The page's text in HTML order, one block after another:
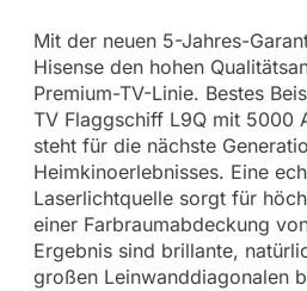
Mit der neuen 5-Jahres-
Hisense den hohen
Premium-TV-Linie. Bestes
TV Flaggschiff L9Q mit 5000
steht für die nächste
Heimkinoerlebnisses. Eine
Laserlichtquelle sorgt für
einer Farbraumabdeckung
Ergebnis sind brillante,
großen Leinwanddiagonalen